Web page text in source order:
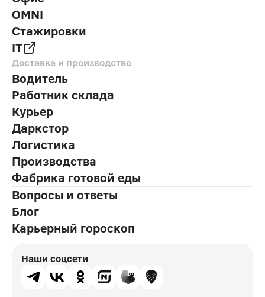
OMNI
Стажировки
IT
Доставка и производство
Водитель
Работник склада
Курьер
Даркстор
Логистика
Производства
Фабрика готовой еды
Вопросы и ответы
Блог
Карьерный гороскоп
Наши соцсети